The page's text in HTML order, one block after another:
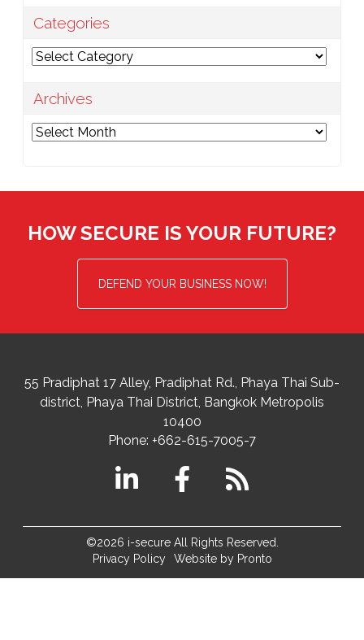
Categories
Categories
Archives
Archives
HOW SECURE IS YOUR FUTURE?
DEFEND YOUR BUSINESS NOW!
55 Pradiphat 17 Alley, Pradiphat Rd., Phaya Thai Sub-
district Phaya Thai District, Bangkok Metropolis
10400
Phone: +662-615-7005-7
©2026 i-secure All Rights Reserved.
Privacy Policy
Website by Pronto